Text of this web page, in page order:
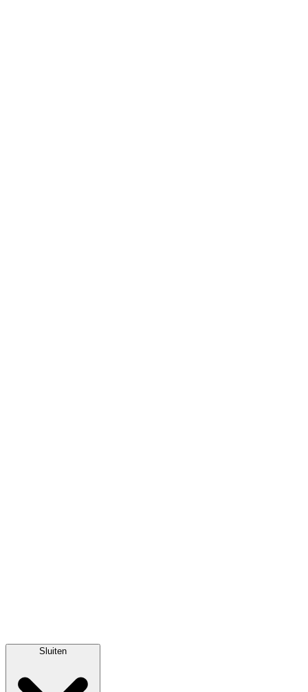
Sluiten